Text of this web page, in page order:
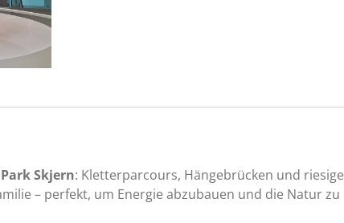
Skjern: Kletterparcours, Hängebrücken und riesige
– perfekt, um Energie abzubauen und die Natur zu